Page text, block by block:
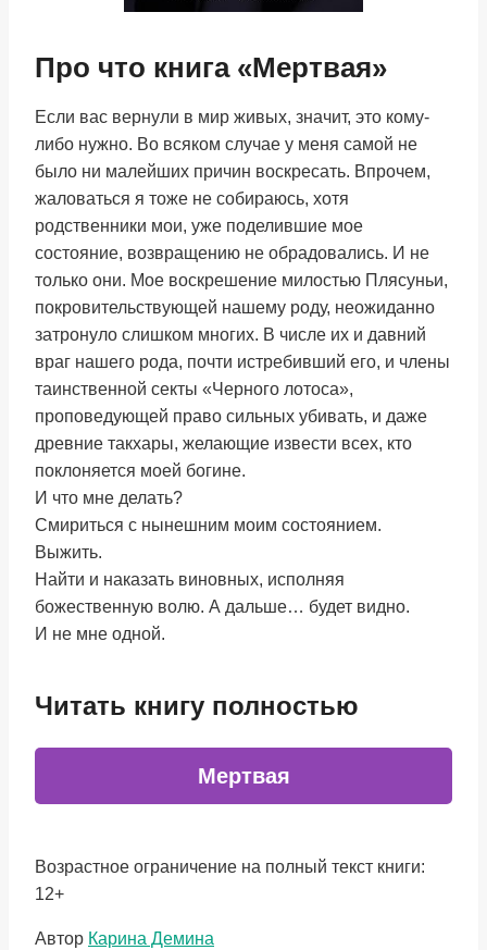
Про что книга «Мертвая»
Если вас вернули в мир живых, значит, это кому-
либо нужно. Во всяком случае у меня самой не
было ни малейших причин воскресать. Впрочем,
жаловаться я тоже не собираюсь, хотя
родственники мои, уже поделившие мое
состояние, возвращению не обрадовались. И не
только они. Мое воскрешение милостью Плясуньи,
покровительствующей нашему роду, неожиданно
затронуло слишком многих. В числе их и давний
враг нашего рода, почти истребивший его, и члены
таинственной секты «Черного лотоса»,
проповедующей право сильных убивать, и даже
древние такхары, желающие извести всех, кто
поклоняется моей богине.
И что мне делать?
Смириться с нынешним моим состоянием.
Выжить.
Найти и наказать виновных, исполняя
божественную волю. А дальше… будет видно.
И не мне одной.
Читать книгу полностью
Мертвая
Возрастное ограничение на полный текст книги:
12+
Метки
Автор Карина Демина